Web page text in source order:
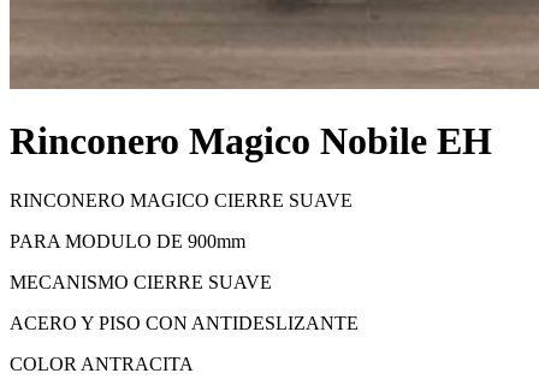
Rinconero Magico Nobile EH
RINCONERO MAGICO CIERRE SUAVE
PARA MODULO DE 900mm
MECANISMO CIERRE SUAVE
ACERO Y PISO CON ANTIDESLIZANTE
COLOR ANTRACITA